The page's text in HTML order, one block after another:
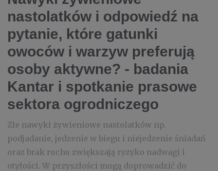
nastolatków i odpowiedź na
pytanie, które gatunki
owoców i warzyw preferują
osoby aktywne? - badania
Kantar i spotkanie prasowe
sektora ogrodniczego
Złe nawyki żywieniowe nastolatków np.
podjadanie, jedzenie w biegu i niejedzenie śniadań
oraz brak ruchu zwiększają ryzyko nadwagi i
otyłości. W przyszłości mogą doprowadzić do